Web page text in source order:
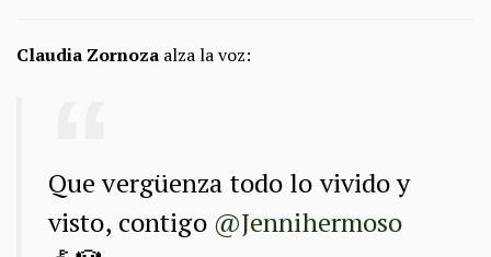
Claudia Zornoza alza la voz:
Que vergüenza todo lo vivido y
visto, contigo @Jennihermoso